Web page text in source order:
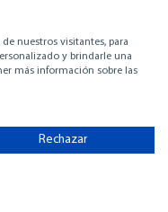
nuestros visitantes, para
y brindarle una
más información sobre las
Rechazar